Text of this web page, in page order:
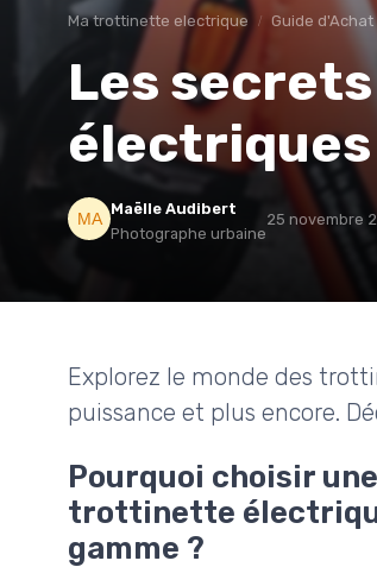
Ma trottinette electrique Guide d'Achat
Les
électriques
Maëlle Audibert
Photographe urbaine
25 novembre
Explorez le monde des
puissance et plus encore.
Pourquoi choisir une
trottinette
gamme ?